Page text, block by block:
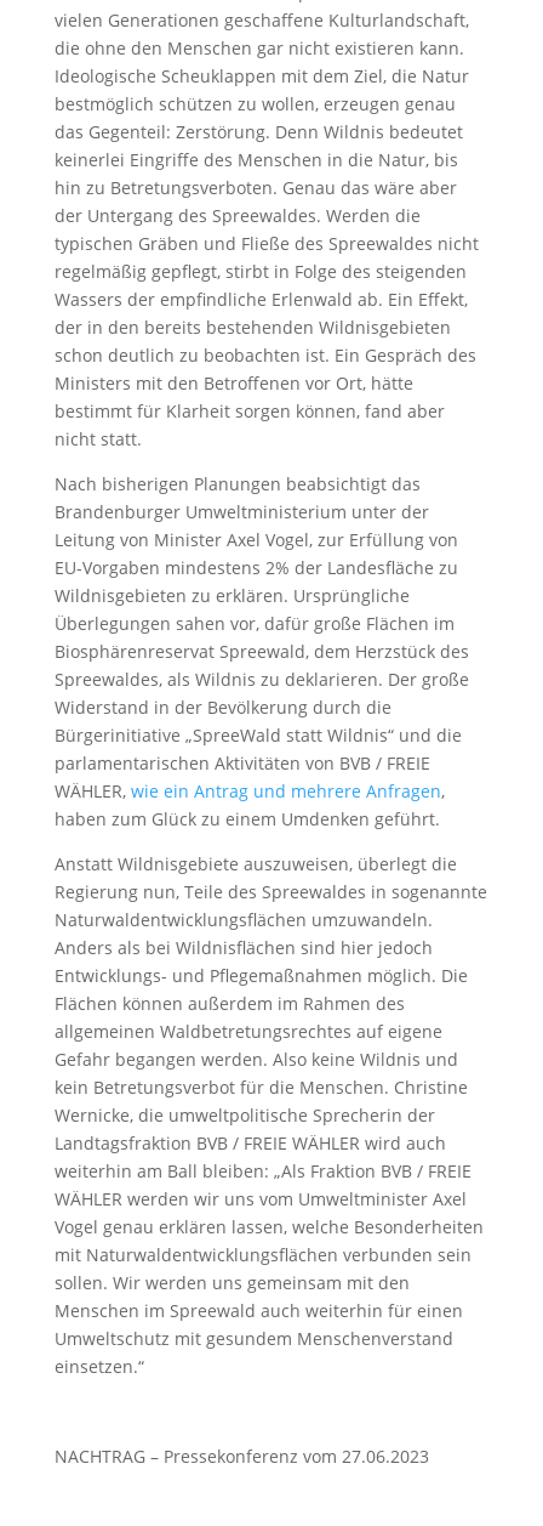
vielen Generationen geschaffene Kulturlandschaft,
die ohne den Menschen gar nicht existieren kann.
Ideologische Scheuklappen mit dem Ziel, die Natur
bestmöglich schützen zu wollen, erzeugen genau
das Gegenteil: Zerstörung. Denn Wildnis bedeutet
keinerlei Eingriffe des Menschen in die Natur, bis
hin zu Betretungsverboten. Genau das wäre aber
der Untergang des Spreewaldes. Werden die
typischen Gräben und Fließe des Spreewaldes nicht
regelmäßig gepflegt, stirbt in Folge des steigenden
Wassers der empfindliche Erlenwald ab. Ein Effekt,
der in den bereits bestehenden Wildnisgebieten
schon deutlich zu beobachten ist. Ein Gespräch des
Ministers mit den Betroffenen vor Ort, hätte
bestimmt für Klarheit sorgen können, fand aber
nicht statt.
Nach bisherigen Planungen beabsichtigt das
Brandenburger Umweltministerium unter der
Leitung von Minister Axel Vogel, zur Erfüllung von
EU-Vorgaben mindestens 2% der Landesfläche zu
Wildnisgebieten zu erklären. Ursprüngliche
Überlegungen sahen vor, dafür große Flächen im
Biosphärenreservat Spreewald, dem Herzstück des
Spreewaldes, als Wildnis zu deklarieren. Der große
Widerstand in der Bevölkerung durch die
Bürgerinitiative „SpreeWald statt Wildnis“ und die
parlamentarischen Aktivitäten von BVB / FREIE
WÄHLER, wie ein Antrag und mehrere Anfragen,
haben zum Glück zu einem Umdenken geführt.
Anstatt Wildnisgebiete auszuweisen, überlegt die
Regierung nun, Teile des Spreewaldes in sogenannte
Naturwaldentwicklungsflächen umzuwandeln.
Anders als bei Wildnisflächen sind hier jedoch
Entwicklungs- und Pflegemaßnahmen möglich. Die
Flächen können außerdem im Rahmen des
allgemeinen Waldbetretungsrechtes auf eigene
Gefahr begangen werden. Also keine Wildnis und
kein Betretungsverbot für die Menschen. Christine
Wernicke, die umweltpolitische Sprecherin der
Landtagsfraktion BVB / FREIE WÄHLER wird auch
weiterhin am Ball bleiben: „Als Fraktion BVB / FREIE
WÄHLER werden wir uns vom Umweltminister Axel
Vogel genau erklären lassen, welche Besonderheiten
mit Naturwaldentwicklungsflächen verbunden sein
sollen. Wir werden uns gemeinsam mit den
Menschen im Spreewald auch weiterhin für einen
Umweltschutz mit gesundem Menschenverstand
einsetzen.“
NACHTRAG – Pressekonferenz vom 27.06.2023